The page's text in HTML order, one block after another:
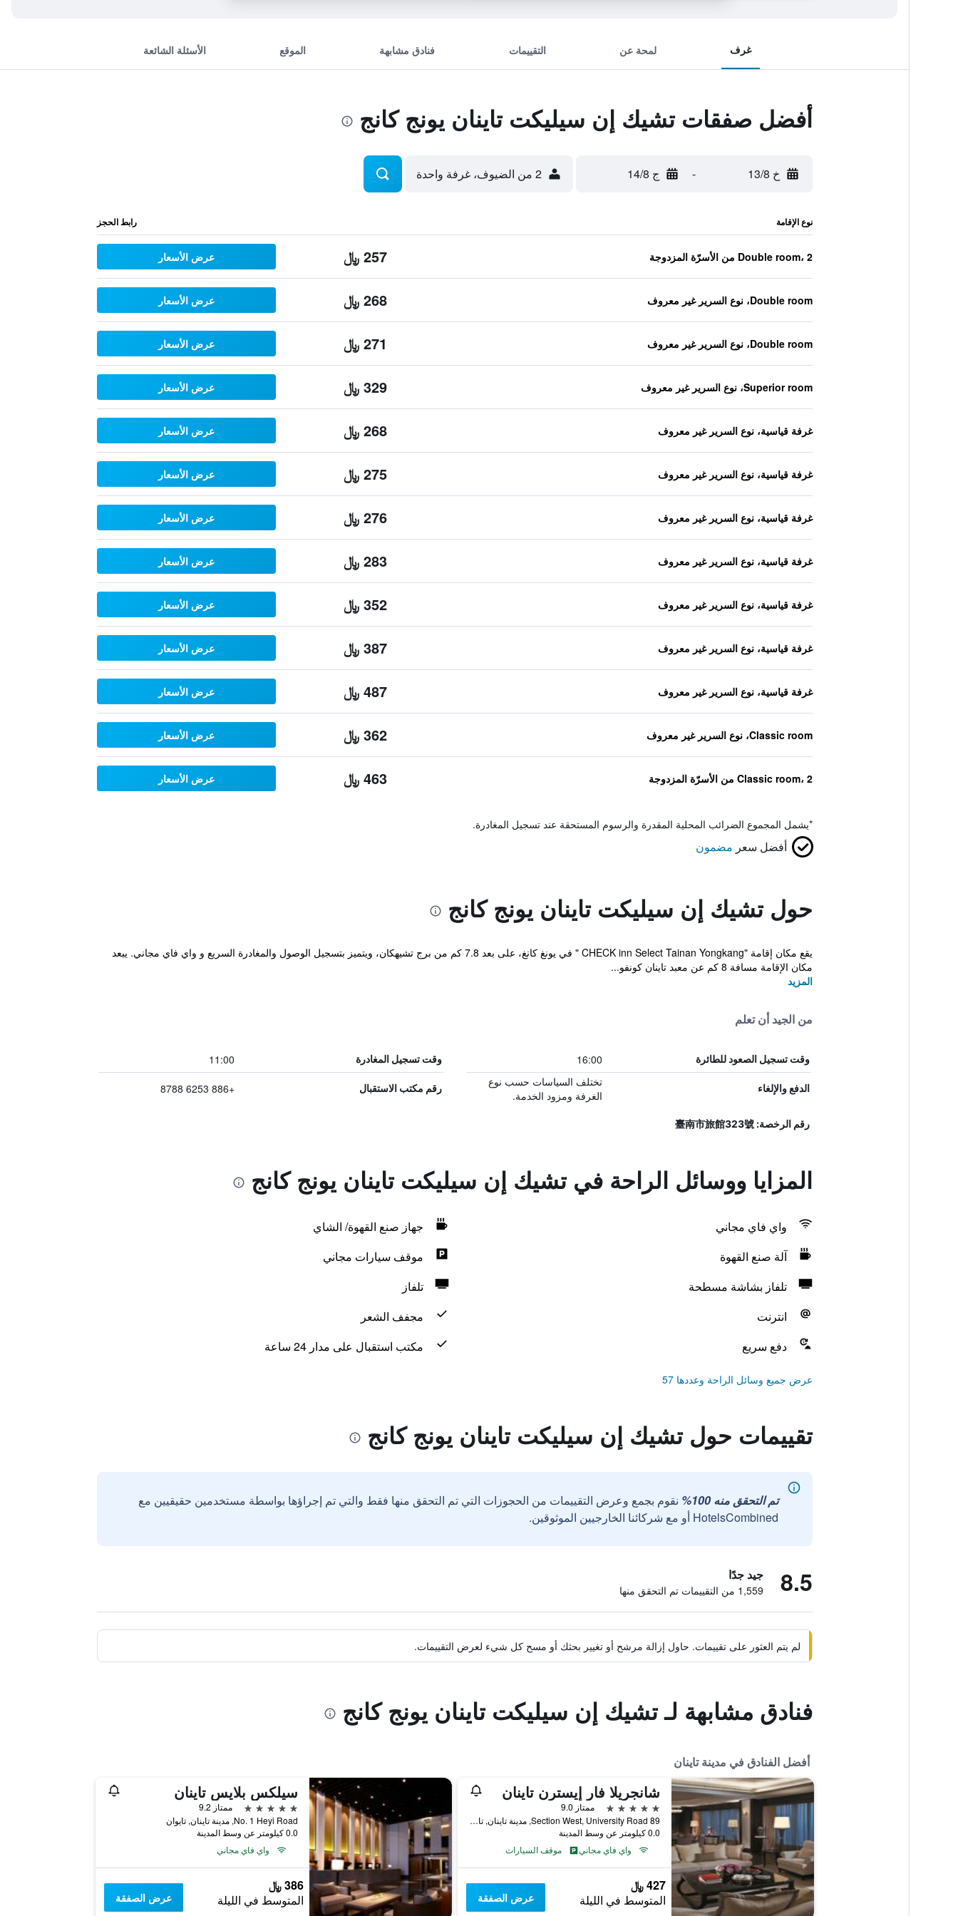
غرف لمحة عن التقييمات فنادق مشابهة الموقع الأسئلة الشائعة
أفضل صفقات تشيك إن سيليكت تاينان يونج كانج
خ 13/8 - ج 14/8 2 من الضيوف، غرفة واحدة
نوع الإقامة رابط الحجز
Double room، 2 من الأسرّة المزدوجة 257 ﷼ عرض الأسعار
Double room، نوع السرير غير معروف 268 ﷼ عرض الأسعار
Double room، نوع السرير غير معروف 271 ﷼ عرض الأسعار
Superior room، نوع السرير غير معروف 329 ﷼ عرض الأسعار
غرفة قياسية، نوع السرير غير معروف 268 ﷼ عرض الأسعار
غرفة قياسية، نوع السرير غير معروف 275 ﷼ عرض الأسعار
غرفة قياسية، نوع السرير غير معروف 276 ﷼ عرض الأسعار
غرفة قياسية، نوع السرير غير معروف 283 ﷼ عرض الأسعار
غرفة قياسية، نوع السرير غير معروف 352 ﷼ عرض الأسعار
غرفة قياسية، نوع السرير غير معروف 387 ﷼ عرض الأسعار
غرفة قياسية، نوع السرير غير معروف 487 ﷼ عرض الأسعار
Classic room، نوع السرير غير معروف 362 ﷼ عرض الأسعار
Classic room، 2 من الأسرّة المزدوجة 463 ﷼ عرض الأسعار
*يشمل المجموع الضرائب المحلية المقدرة والرسوم المستحقة عند تسجيل المغادرة.
أفضل سعر مضمون
حول تشيك إن سيليكت تاينان يونج كانج
يقع مكان إقامة "CHECK inn Select Tainan Yongkang " في يونغ كانغ، على بعد 7.8 كم من برج تشيهكان، ويتميز بتسجيل الوصول والمغادرة السريع و واي فاي مجاني. يبعد
مكان الإقامة مسافة 8 كم عن معبد تاينان كونفو...
المزيد
من الجيد أن تعلم
وقت تسجيل الصعود للطائرة 16:00 وقت تسجيل المغادرة 11:00
الدفع والإلغاء
تختلف السياسات حسب نوع
الغرفة ومزود الخدمة.
رقم مكتب الاستقبال +886 6253 8788
رقم الرخصة: 臺南市旅館323號
المزايا ووسائل الراحة في تشيك إن سيليكت تاينان يونج كانج
واي فاي مجاني
جهاز صنع القهوة/ الشاي
آلة صنع القهوة
موقف سيارات مجاني
تلفاز بشاشة مسطحة
تلفاز
انترنت
مجفف الشعر
دفع سريع
مكتب استقبال على مدار 24 ساعة
عرض جميع وسائل الراحة وعددها 57
تقييمات حول تشيك إن سيليكت تاينان يونج كانج
تم التحقق منه 100%
نقوم بجمع وعرض التقييمات من الحجوزات التي تم التحقق منها فقط والتي تم إجراؤها بواسطة مستخدمين حقيقيين مع
HotelsCombined أو مع شركائنا الخارجيين الموثوقين.
8.5 جيد جدًا
1,559 من التقييمات تم التحقق منها
لم يتم العثور على تقييمات. حاول إزالة مرشح أو تغيير بحثك أو مسح كل شيء لعرض التقييمات.
فنادق مشابهة لـ تشيك إن سيليكت تاينان يونج كانج
أفضل الفنادق في مدينة تاينان
شانجريلا فار إيسترن تاينان
5 نجوم
ممتاز 9.0
89 Section West, University Road, مدينة تاينان, تايوان
0.0 كيلومتر عن وسط المدينة
واي فاي مجاني
موقف السيارات
427 ﷼
المتوسط في الليلة عرض الصفقة
سيلكس بلايس تاينان
5 نجوم
ممتاز 9.2
No. 1 Heyi Road, مدينة تاينان, تايوان
0.0 كيلومتر عن وسط المدينة
واي فاي مجاني
386 ﷼
المتوسط في الليلة عرض الصفقة